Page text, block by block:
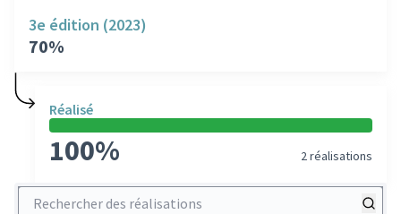
3e édition (2023)
70%
Réalisé
100% 2 réalisations
Rechercher des réalisations